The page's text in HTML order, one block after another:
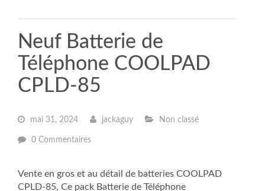
Neuf Batterie de
Téléphone COOLPAD
CPLD-85
mai 31, 2024 jackaguy Non classé
0 Commentaires
Vente en gros et au détail de batteries COOLPAD
CPLD-85, Ce pack Batterie de Téléphone